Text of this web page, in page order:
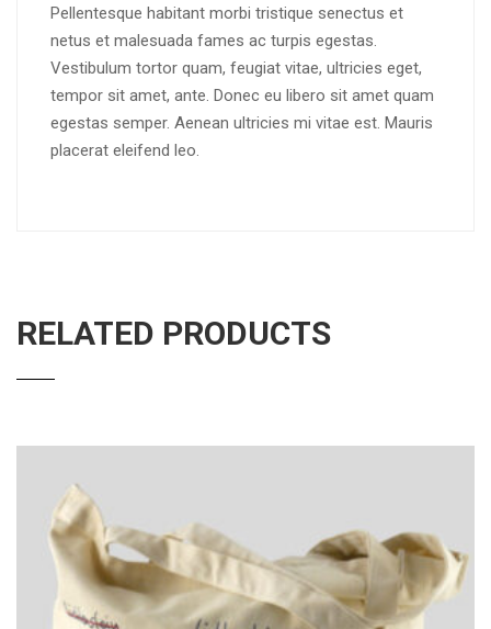
Pellentesque habitant morbi tristique senectus et
netus et malesuada fames ac turpis egestas.
Vestibulum tortor quam, feugiat vitae, ultricies eget,
tempor sit amet, ante. Donec eu libero sit amet quam
egestas semper. Aenean ultricies mi vitae est. Mauris
placerat eleifend leo.
RELATED PRODUCTS